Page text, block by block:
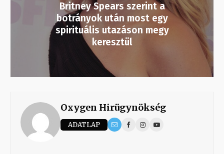
Britney Spears szerint a
botrányok után most egy
spirituális utazáson megy
keresztül
Oxygen Hirügynökség
ADATLAP